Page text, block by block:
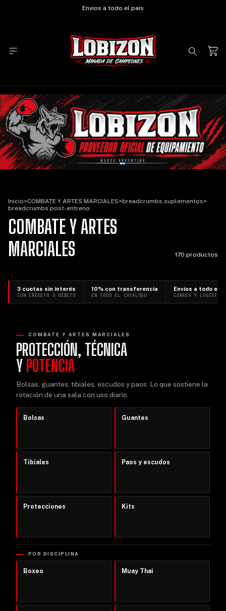
Envíos a todo el país
Inicio>COMBATE Y ARTES MARCIALES>breadcrumbs.suplementos>
breadcrumbs.post-entreno
COMBATE Y ARTES
MARCIALES
170 productos
3 cuotas sin interés
CON CRÉDITO O DÉBITO
10% con transferencia
EN TODO EL CATÁLOGO
Envíos a todo el
CORREO Y
COMBATE Y ARTES MARCIALES
PROTECCIÓN, TÉCNICA
Y POTENCIA
Bolsas, guantes, tibiales, escudos y paos. Lo que sostiene la
rotación de una sala con uso diario.
Bolsas Guantes
Tibiales Paos y escudos
Protecciones Kits
POR DISCIPLINA
Boxeo Muay Thai